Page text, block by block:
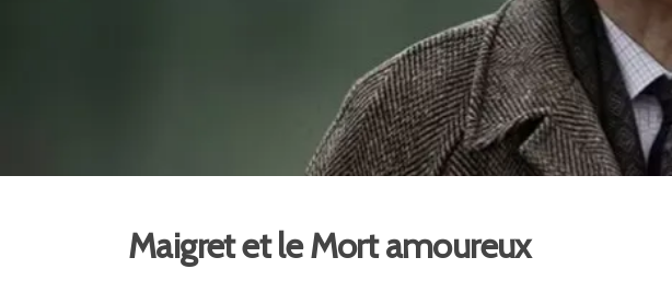
Maigret et le Mort amoureux